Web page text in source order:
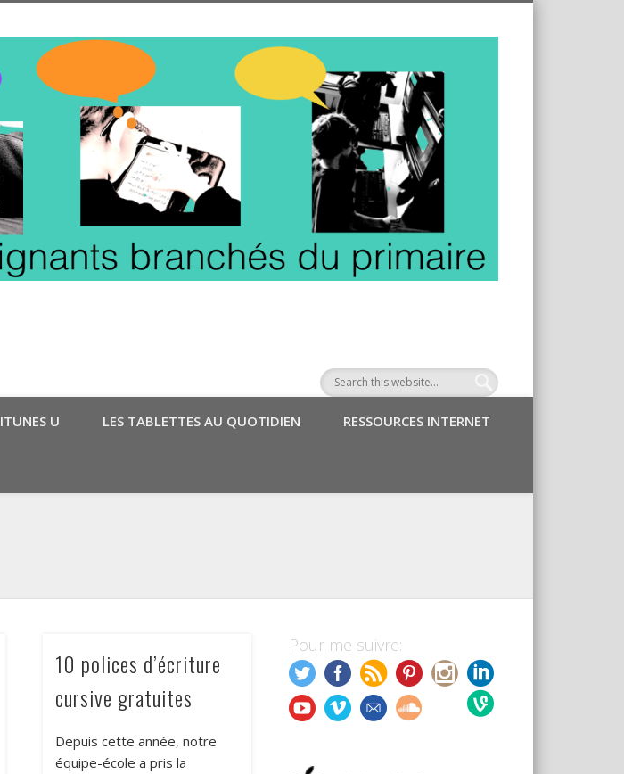
ITUNES U LES TABLETTES AU QUOTIDIEN RESSOURCES INTERNET
10 polices d’écriture
cursive gratuites
Depuis cette année, notre
équipe-école a pris la
Pour me suivre: